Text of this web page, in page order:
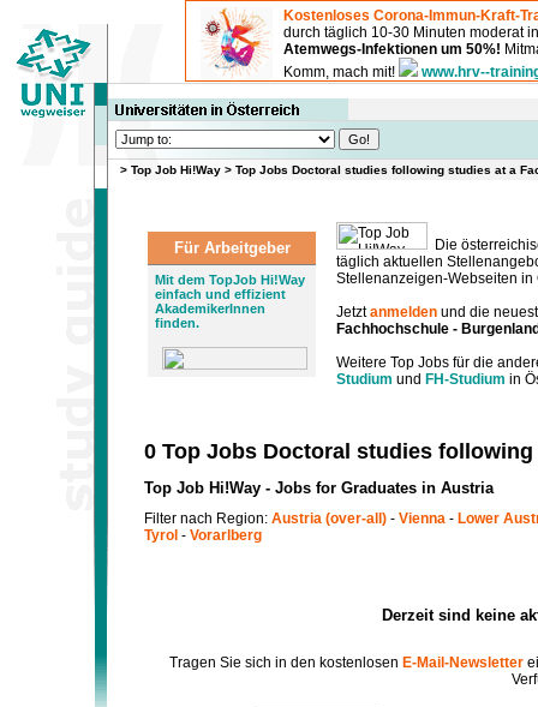
Kostenloses Corona-Immun-Kraft-
durch täglich 10-30 Minuten moderat
Atemwegs-Infektionen um 50%!
Komm, mach mit!
www.hrv--
> Top Job Hi!Way > Top Jobs Doctoral studies following studies at a
Für Arbeitgeber
Mit dem TopJob Hi!Way
einfach und effizient
AkademikerInnen
finden.
Die
täglich aktuellen
Stellenanzeigen-Webseiten in
Jetztanmelden und die
Fachhochschule -
Weitere Top Jobs für die
Studium und FH-Studium in
0 Top Jobs Doctoral studies
Top Job Hi!Way - Jobs for Graduates in Austria
Filter nach Region: Austria (over-all) - Vienna - Lower
Tyrol - Vorarlberg
Derzeit sind keine
Tragen Sie sich in den kostenlosen E-Mail-Newsletter